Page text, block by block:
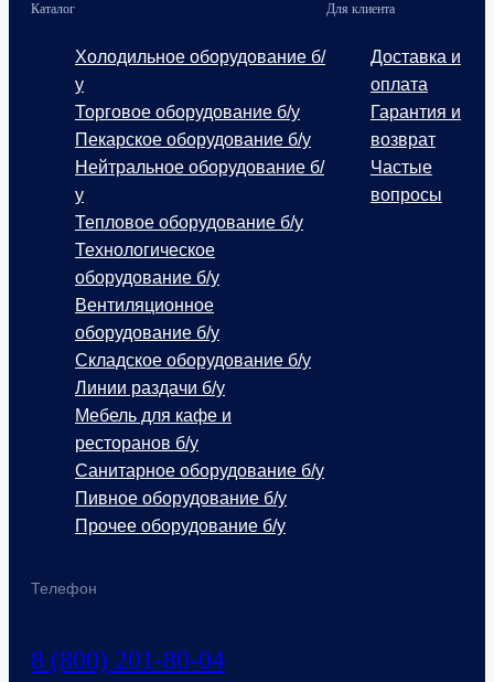
Телефон
8 (800) 201-80-04
Каталог
Холодильное оборудование б/
у
Торговое оборудование б/у
Пекарское оборудование б/у
Нейтральное оборудование б/
у
Тепловое оборудование б/у
Технологическое
оборудование б/у
Вентиляционное
оборудование б/у
Складское оборудование б/у
Линии раздачи б/у
Мебель для кафе и
ресторанов б/у
Санитарное оборудование б/у
Пивное оборудование б/у
Прочее оборудование б/у
Для клиента
Доставка и
оплата
Гарантия и
возврат
Частые
вопросы